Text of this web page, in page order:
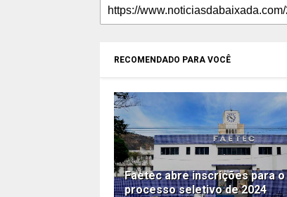
RECOMENDADO PARA VOCÊ
Faetec abre inscrições para o
processo seletivo de 2024